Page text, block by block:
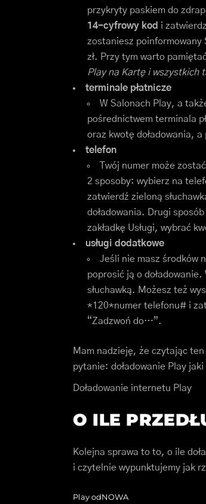
przykryty paskiem do
14-cyfrowy kod i
zostaniesz poinformowany
zł. Przy tym warto
Play na Kartę i wszystkich
terminale płatnicze
W Salonach Play, a
pośrednictwem terminala
oraz kwotę doładowania,
telefon
Twój numer może
2 sposoby: wybierz na
zatwierdź zieloną
doładowania. Drugi
zakładkę Usługi, wybrać
usługi dodatkowe
Jeśli nie masz środków
poprosić ją o
słuchawką. Możesz też
*120*numer telefonu# i
“Zadzwoń do…”.
Mam nadzieję, że czytając
pytanie: doładowanie Play
Doładowanie internetu Play
O ILE
Kolejna sprawa to to, o ile
i czytelnie wypunktujemy jak
Play odNOWA